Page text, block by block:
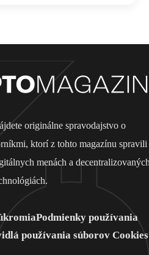
originálne spravodajstvo o
ktorí z tohto magazínu spravili
menách a
Podmienky používania
používania súborov Cookies